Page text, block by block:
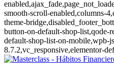
smooth-scroll-enabled,columns-
theme-
button-on-default-shop-
default-shop-list-on-mobile,wpb-
8.7.2,vc_responsive,elementor-